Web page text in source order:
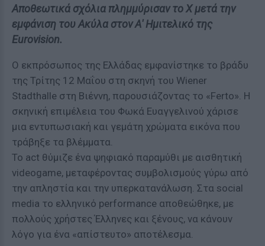
Αποθεωτικά σχόλια πλημμύρισαν το Χ μετά την
εμφάνιση του Ακύλα στον Α' Ημιτελικό της
Eurovision.
Ο εκπρόσωπος της Ελλάδας εμφανίστηκε το βράδυ
της Τρίτης 12 Μαΐου στη σκηνή του Wiener
Stadthalle στη Βιέννη, παρουσιάζοντας το «Ferto». Η
σκηνική επιμέλεια του Φωκά Ευαγγελινού χάρισε
μια εντυπωσιακή και γεμάτη χρώματα εικόνα που
τράβηξε τα βλέμματα.
Το act θύμιζε ένα ψηφιακό παραμύθι με αισθητική
videogame, μεταφέροντας συμβολισμούς γύρω από
την απληστία και την υπερκατανάλωση. Στα social
media το ελληνικό performance αποθεώθηκε, με
πολλούς χρήστες Έλληνες και ξένους, να κάνουν
λόγο για ένα «απίστευτο» αποτέλεσμα.